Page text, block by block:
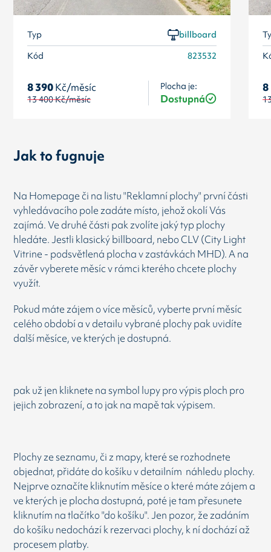
Typ
billboard
Kód
823532
8 390Kč/měsíc
13 400Kč/měsíc
Plocha je:
Dostupná
8
Jak to fugnuje
Na Homepage či na listu "Reklamní plochy" první části
vyhledávacího pole zadáte místo, jehož okolí Vás
zajímá. Ve druhé části pak zvolíte jaký typ plochy
hledáte. Jestli klasický billboard, nebo CLV (City Light
Vitrine - podsvětlená plocha v zastávkách MHD). A na
závěr vyberete měsíc v rámci kterého chcete plochy
využít.
Pokud máte zájem o více měsíců, vyberte první měsíc
celého období a v detailu vybrané plochy pak uvidíte
další měsíce, ve kterých je dostupná.
pak už jen kliknete na symbol lupy pro výpis ploch pro
jejich zobrazení, a to jak na mapě tak výpisem.
Plochy ze seznamu, či z mapy, které se rozhodnete
objednat, přidáte do košíku v detailním náhledu plochy.
Nejprve označíte kliknutím měsíce o které máte zájem a
ve kterých je plocha dostupná, poté je tam přesunete
kliknutím na tlačítko "do košíku". Jen pozor, že zadáním
do košíku nedochází k rezervaci plochy, k ní dochází až
procesem platby.